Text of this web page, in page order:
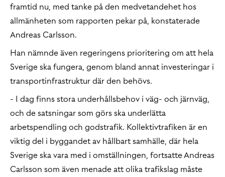
framtid nu, med tanke på den medvetandehet hos
allmänheten som rapporten pekar på, konstaterade
Andreas Carlsson.
Han nämnde även regeringens prioritering om att hela
Sverige ska fungera, genom bland annat investeringar i
transportinfrastruktur där den behövs.
- I dag finns stora underhållsbehov i väg- och järnväg,
och de satsningar som görs ska underlätta
arbetspendling och godstrafik. Kollektivtrafiken är en
viktig del i byggandet av hållbart samhälle, där hela
Sverige ska vara med i omställningen, fortsatte Andreas
Carlsson som även menade att olika trafikslag måste